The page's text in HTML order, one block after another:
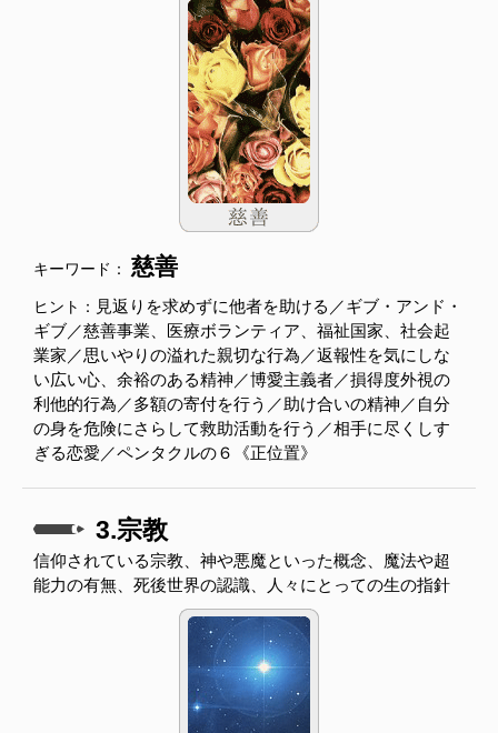
キーワード： 慈善
ヒント： 見返りを求めずに他者を助ける／ギブ・アンド・
ギブ／慈善事業、医療ボランティア、福祉国家、社会起
業家／思いやりの溢れた親切な行為／返報性を気にしな
い広い心、余裕のある精神／博愛主義者／損得度外視の
利他的行為／多額の寄付を行う／助け合いの精神／自分
の身を危険にさらして救助活動を行う／相手に尽くしす
ぎる恋愛／ペンタクルの６《正位置》
3.宗教
信仰されている宗教、神や悪魔といった概念、魔法や超
能力の有無、死後世界の認識、人々にとっての生の指針